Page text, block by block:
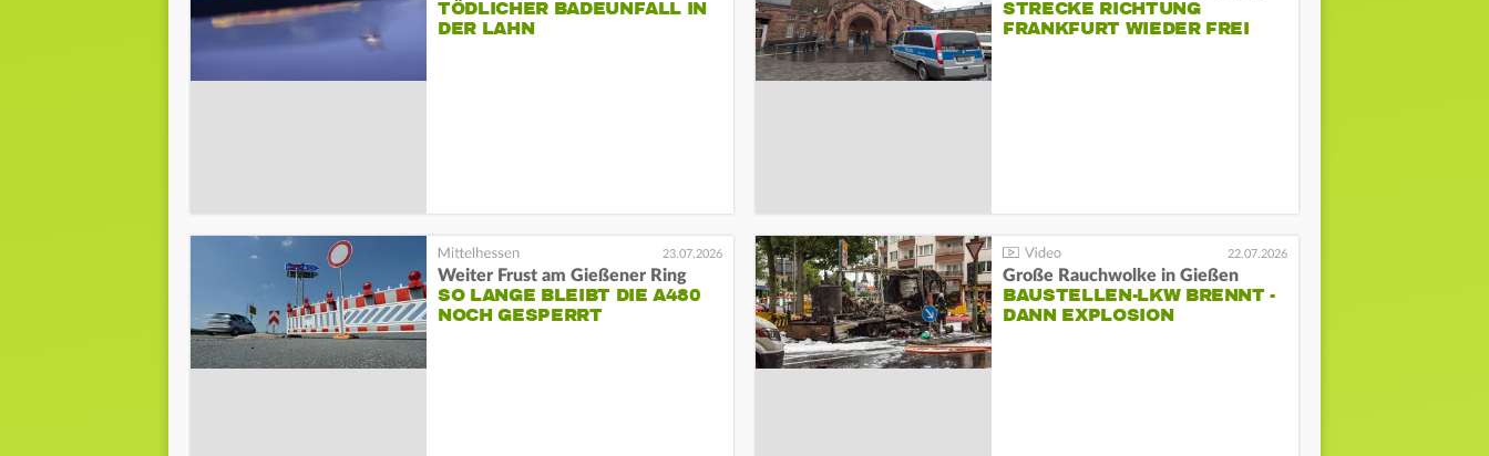
TÖDLICHER BADEUNFALL IN
DER LAHN
STRECKE RICHTUNG
FRANKFURT WIEDER FREI
23.07.2026
Weiter Frust am Gießener Ring
SO LANGE BLEIBT DIE A480
NOCH GESPERRT
22.07.2026
Große Rauchwolke in Gießen
BAUSTELLEN-LKW BRENNT -
DANN EXPLOSION